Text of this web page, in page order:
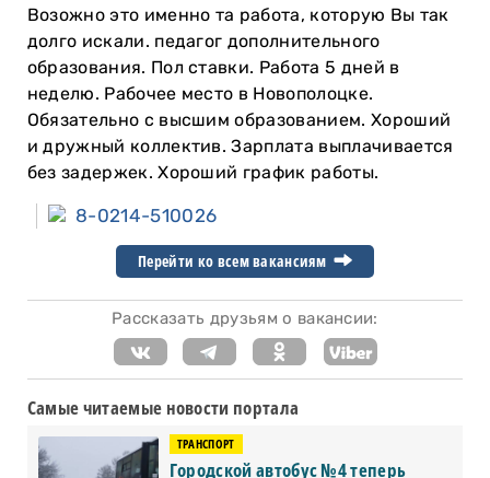
Возожно это именно та работа, которую Вы так
долго искали. педагог дополнительного
образования. Пол ставки. Работа 5 дней в
неделю. Рабочее место в Новополоцке.
Обязательно с высшим образованием. Хороший
и дружный коллектив. Зарплата выплачивается
без задержек. Хороший график работы.
8-0214-510026
Перейти ко всем вакансиям
Рассказать друзьям о вакансии:
Самые читаемые новости портала
ТРАНСПОРТ
Городской автобус №4 теперь